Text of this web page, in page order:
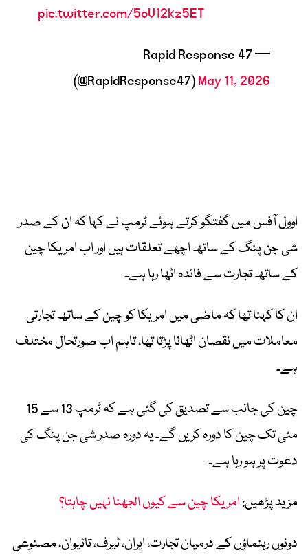
pic.twitter.com/5oV12kz5ET
— Rapid Response 47
(@RapidResponse47)May 11, 2026
اوول آفس میں گفتگو کرتے ہوئے ٹرمپ نے کہا کہ ان کے صدر
شی جن پنگ کے ساتھ اچھے تعلقات ہیں اور اب امریکا چین
کے ساتھ تجارت سے فائدہ اٹھا رہا ہے۔
ان کا کہنا تھا کہ ماضی میں امریکا کو چین کے ساتھ تجارتی
معاملات میں نقصان اٹھانا پڑتا تھا، تاہم اب صورتحال مختلف
ہے۔
چین کی جانب سے تصدیق کی گئی ہے کہ ٹرمپ 13 سے 15
مئی تک چین کا دورہ کریں گے۔ یہ دورہ صدر شی جن پنگ کی
دعوت پر ہو رہا ہے۔
مزید پڑھیں:امریکا چین سے کیوں الجھنا نہیں چاہتا؟
دونوں رہنماؤں کے درمیان تجارت، ایران، ٹیرف، تائیوان، مصنوعی